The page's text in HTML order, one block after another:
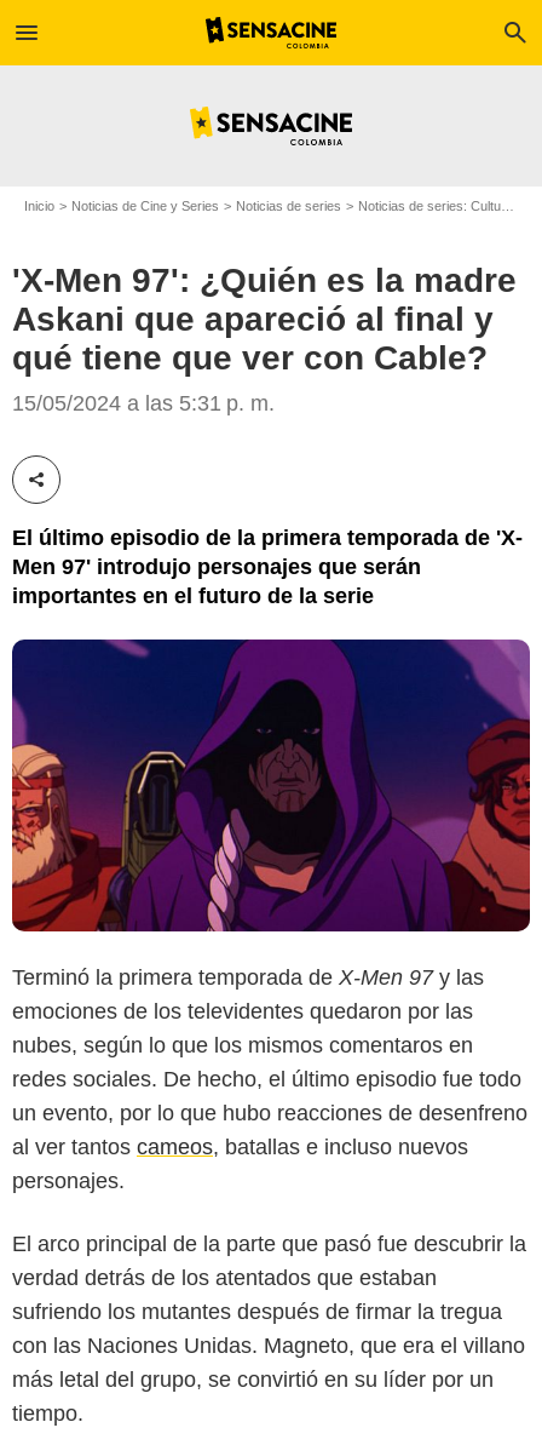
menu search
Inicio Noticias de Cine y Series Noticias de series Noticias de series: Cultura Series
'X-Men 97': ¿Quién es la madre
Askani que apareció al final y
qué tiene que ver con Cable?
15/05/2024 a las 5:31 p. m.
Compartir esta noticia
El último episodio de la primera temporada de 'X-
Men 97' introdujo personajes que serán
importantes en el futuro de la serie
Marvel Animation
Terminó la primera temporada de X-Men 97y las
emociones de los televidentes quedaron por las
nubes, según lo que los mismos comentaros en
redes sociales. De hecho, el último episodio fue todo
un evento, por lo que hubo reacciones de desenfreno
al ver tantos cameos, batallas e incluso nuevos
personajes.
El arco principal de la parte que pasó fue descubrir la
verdad detrás de los atentados que estaban
sufriendo los mutantes después de firmar la tregua
con las Naciones Unidas. Magneto, que era el villano
más letal del grupo, se convirtió en su líder por un
tiempo.
Marvel Animation